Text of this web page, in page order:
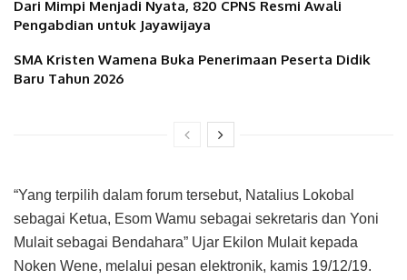
Dari Mimpi Menjadi Nyata, 820 CPNS Resmi Awali
Pengabdian untuk Jayawijaya
SMA Kristen Wamena Buka Penerimaan Peserta Didik
Baru Tahun 2026
“Yang terpilih dalam forum tersebut, Natalius Lokobal
sebagai Ketua, Esom Wamu sebagai sekretaris dan Yoni
Mulait sebagai Bendahara” Ujar Ekilon Mulait kepada
Noken Wene, melalui pesan elektronik, kamis 19/12/19.